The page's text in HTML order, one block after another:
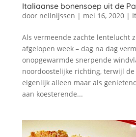
Italiaanse bonensoep uit de
door nellnijssen | mei 16, 2020|
Als vermeende zachte lentelucht
afgelopen week – dag na dag
onopgewarmde snerpende
noordoostelijke richting, terwijl
eigenlijk alleen maar als
aan koesterende...